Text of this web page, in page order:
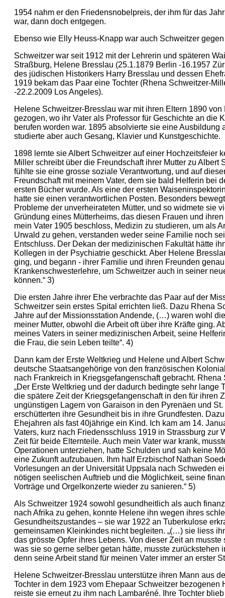
1954 nahm er den Friedensnobelpreis, der ihm für das
war, dann doch entgegen.
Ebenso wie Elly Heuss-Knapp war auch Schweitzer
Schweitzer war seit 1912 mit der Lehrerin und späteren
Straßburg, Helene Bresslau (25.1.1879 Berlin -16.1957
des jüdischen Historikers Harry Bresslau und dessen
1919 bekam das Paar eine Tochter (Rhena Schweitzer-
-22.2.2009 Los Angeles).
Helene Schweitzer-Bresslau war mit ihren Eltern 1890
gezogen, wo ihr Vater als Professor für Geschichte an die
berufen worden war. 1895 absolvierte sie eine Ausbildung
studierte aber auch Gesang, Klavier und Kunstgeschichte.
1898 lernte sie Albert Schweitzer auf einer Hochzeitsfeier
Miller schreibt über die Freundschaft ihrer Mutter zu Albert
fühlte sie eine grosse soziale Verantwortung, und auf
Freundschaft mit meinem Vater, dem sie bald Helferin bei
ersten Bücher wurde. Als eine der ersten
hatte sie einen verantwortlichen Posten. Besonders
Probleme der unverheirateten Mütter, und so widmete sie
Gründung eines Mütterheims, das diesen Frauen und
mein Vater 1905 beschloss, Medizin zu studieren, um als
Urwald zu gehen, verstanden weder seine Familie noch
Entschluss. Der Dekan der medizinischen Fakultät hätte
Kollegen in der Psychiatrie geschickt. Aber Helene
ging, und begann - ihrer Familie und ihren Freunden
Krankenschwesterlehre, um Schweitzer auch in seiner
können.“ 3)
Die ersten Jahre ihrer Ehe verbrachte das Paar auf der
Schweitzer sein erstes Spital errichten ließ. Dazu Rhena
Jahre auf der Missionsstation Andende, (…) waren wohl
meiner Mutter, obwohl die Arbeit oft über ihre Kräfte ging.
meines Vaters in seiner medizinischen Arbeit, seine
die Frau, die sein Leben teilte“. 4)
Dann kam der Erste Weltkrieg und Helene und Albert
deutsche Staatsangehörige von den französischen
nach Frankreich in Kriegsgefangenschaft gebracht.
„Der Erste Weltkrieg und der dadurch bedingte sehr lange
die spätere Zeit der Kriegsgefangenschaft in den für ihren
ungünstigen Lagern von Garaison in den Pyrenäen und
erschütterten ihre Gesundheit bis in ihre Grundfesten.
Ehejahren als fast 40jährige ein Kind. Ich kam am 14.
Vaters, kurz nach Friedensschluss 1919 in Strassburg zur
Zeit für beide Elternteile. Auch mein Vater war krank,
Operationen unterziehen, hatte Schulden und sah keine
eine Zukunft aufzubauen. Ihm half Erzbischof Nathan
Vorlesungen an der Universität Uppsala nach Schweden
nötigen seelischen Auftrieb und die Möglichkeit, seine
Vorträge und Orgelkonzerte wieder zu sanieren.“ 5)
Als Schweitzer 1924 sowohl gesundheitlich als auch
nach Afrika zu gehen, konnte Helene ihn wegen ihres
Gesundheitszustandes – sie war 1922 an Tuberkulose
gemeinsamen Kleinkindes nicht begleiten. „(…) sie liess
das grösste Opfer ihres Lebens. Von dieser Zeit an
was sie so gerne selber getan hätte, musste zurückstehen
denn seine Arbeit stand für meinen Vater immer an erster
Helene Schweitzer-Bresslau unterstütze ihren Mann aus
Tochter in dem 1923 vom Ehepaar Schweitzer bezogenen
reiste sie erneut zu ihm nach Lambaréné. Ihre Tochter